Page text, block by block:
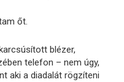
őt.
blézer,
telefon – nem úgy,
aki a diadalát rögzíteni